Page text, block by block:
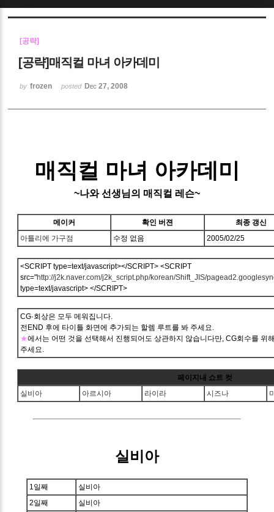
[공략]
[공략]매직컬 마녀 아카데미
by frozen posted Dec 27, 2008
매직컬 마녀 아카데미
~나와 선생님의 매직컬 레슨~
메이커 확인 버젼
최종 갱신
아틀리에 가구점
수정 없음 2005/02/25
<SCRIPT type=text/javascript></SCRIPT> <SCRIPT
src="http://j2k.naver.com/j2k_script.php/korean/Shift_JIS/
type=text/javascript> </SCRIPT>
CG·회상은 모두 메워집니다.
전END 후에 타이틀 화면에 추가되는 할렘 루트를 봐 주세요.
★에서는 어떤 것을 선택해서 진행되어도 상관하지 않습니다만, CG회수를 위
주세요.
페이지내 쇼트 컷
실비아
아르시아 라이라 시즈나
실비아
1일째
실비아
2일째
실비아
Sketchbook5, 스케치북5